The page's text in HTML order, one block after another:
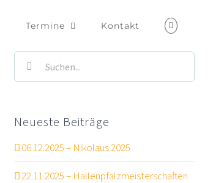
Termine Kontakt
Suche
nach:
Neueste Beiträge
06.12.2025 – Nikolaus 2025
22.11.2025 – Hallenpfalzmeisterschaften